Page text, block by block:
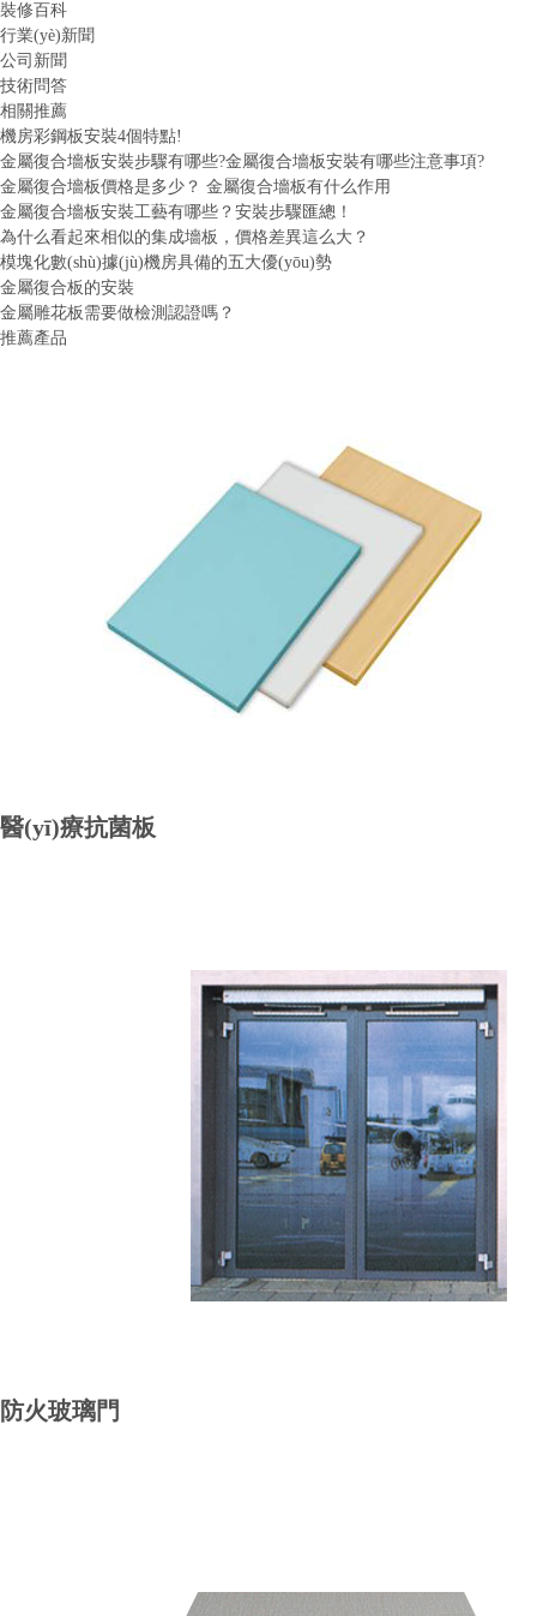
裝修百科
行業(yè)新聞
公司新聞
技術問答
相關推薦
機房彩鋼板安裝4個特點!
金屬復合墻板安裝步驟有哪些?金屬復合墻板安裝有哪些注意事項?
金屬復合墻板價格是多少？ 金屬復合墻板有什么作用
金屬復合墻板安裝工藝有哪些？安裝步驟匯總！
為什么看起來相似的集成墻板，價格差異這么大？
模塊化數(shù)據(jù)機房具備的五大優(yōu)勢
金屬復合板的安裝
金屬雕花板需要做檢測認證嗎？
推薦產品
醫(yī)療抗菌板
防火玻璃門